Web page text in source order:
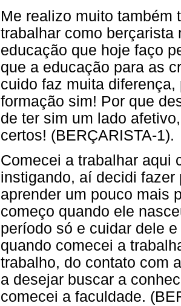
Me realizo muito também
trabalhar como berçarista
educação que hoje faço
que a educação para as
cuido faz muita
formação sim! Por que
de ter sim um lado
certos! (BERÇARISTA-1).
Comecei a trabalhar aqui
instigando, aí decidi
aprender um pouco mais
começo quando ele
período só e cuidar dele
quando comecei a
trabalho, do contato com
a desejar buscar a
comecei a faculdade.